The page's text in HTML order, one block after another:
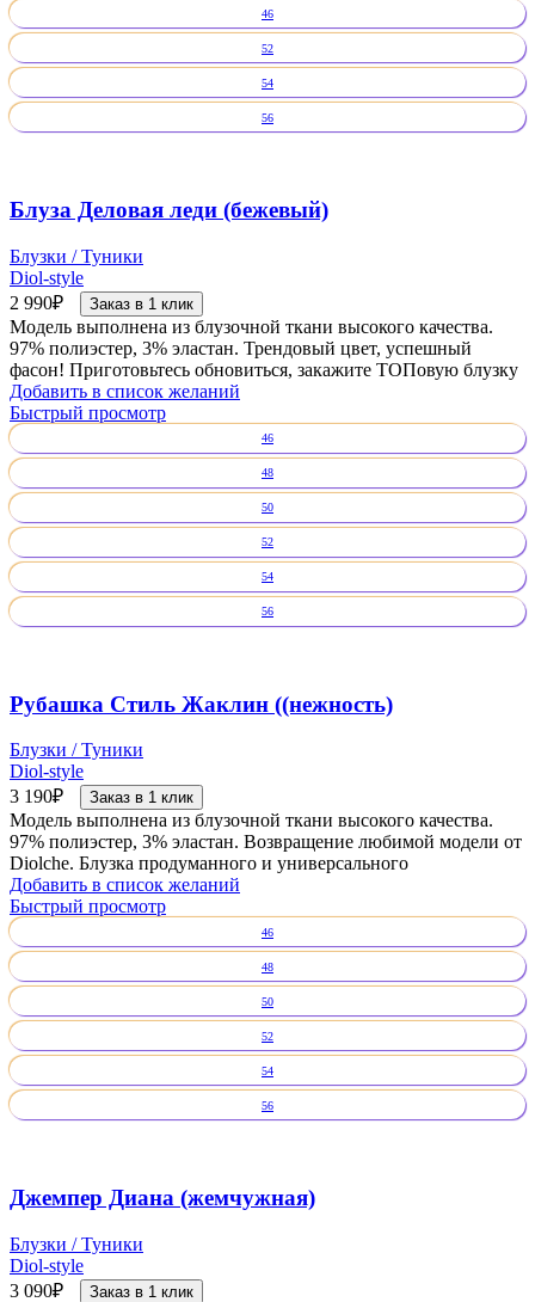
46
52
54
56
Блуза Деловая леди (бежевый)
Блузки / Туники
Diol-style
2 990₽ Заказ в 1 клик
Модель выполнена из блузочной ткани высокого качества.
97% полиэстер, 3% эластан. Трендовый цвет, успешный
фасон! Приготовьтесь обновиться, закажите ТОПовую блузку
Добавить в список желаний
Быстрый просмотр
46
48
50
52
54
56
Рубашка Стиль Жаклин ((нежность)
Блузки / Туники
Diol-style
3 190₽ Заказ в 1 клик
Модель выполнена из блузочной ткани высокого качества.
97% полиэстер, 3% эластан. Возвращение любимой модели от
Diolche. Блузка продуманного и универсального
Добавить в список желаний
Быстрый просмотр
46
48
50
52
54
56
Джемпер Диана (жемчужная)
Блузки / Туники
Diol-style
3 090₽ Заказ в 1 клик